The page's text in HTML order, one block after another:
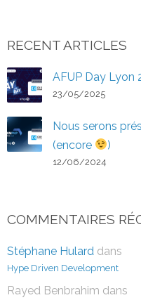
RECENT ARTICLES
AFUP Day Lyon
23/05/2025
Nous serons
(encore
)
12/06/2024
COMMENTAIRES
Stéphane Hulard dans
Hype Driven Development
Rayed Benbrahim dans